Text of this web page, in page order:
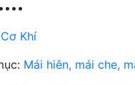
Cơ Khí
Mái hiên, mái che,